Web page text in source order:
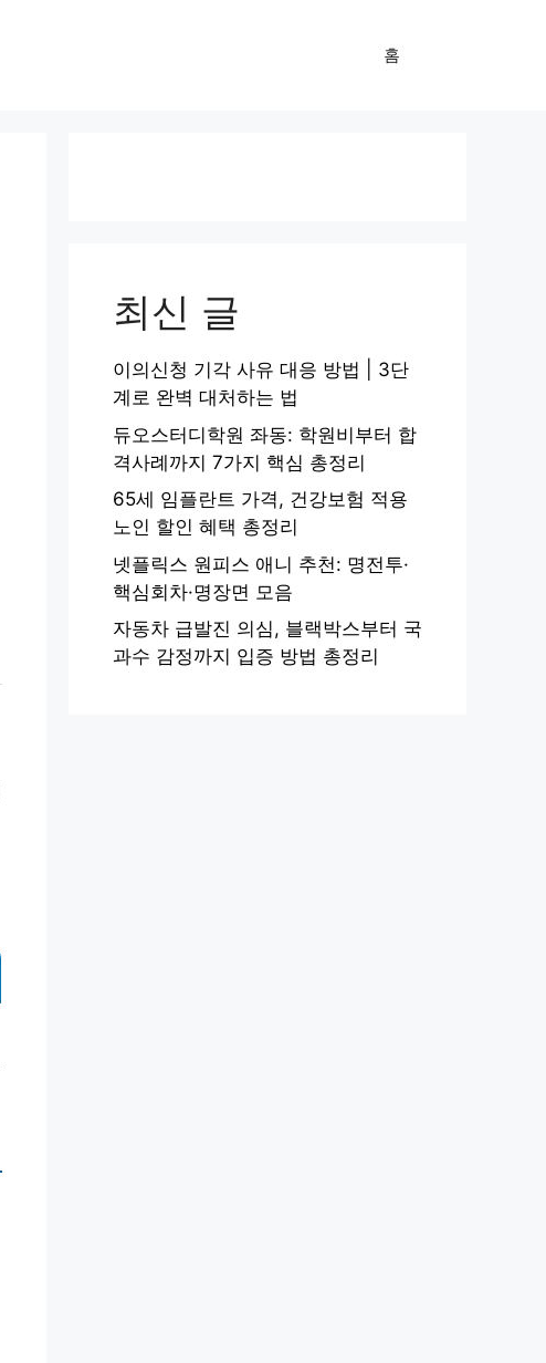
홈
최신 글
이의신청 기각 사유 대응 방법 | 3단
계로 완벽 대처하는 법
듀오스터디학원 좌동: 학원비부터 합
격사례까지 7가지 핵심 총정리
65세 임플란트 가격, 건강보험 적용
노인 할인 혜택 총정리
넷플릭스 원피스 애니 추천: 명전투·
핵심회차·명장면 모음
자동차 급발진 의심, 블랙박스부터 국
과수 감정까지 입증 방법 총정리